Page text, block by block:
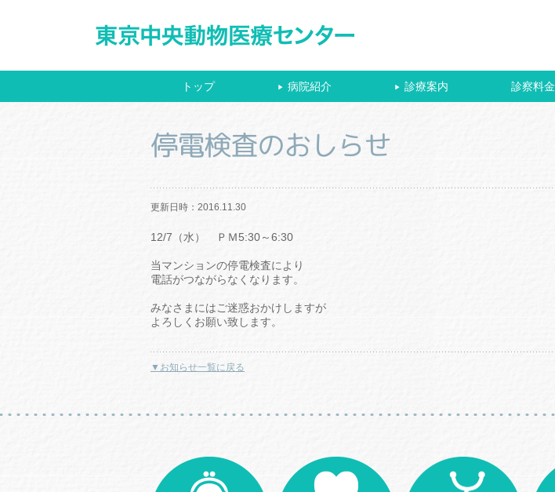
トップ ▶ 病院紹介 ▶ 診療案内 診察料金
停電検査のおしらせ
更新日時：2016.11.30
12/7（水） ＰＭ5:30～6:30
当マンションの停電検査により
電話がつながらなくなります。
みなさまにはご迷惑おかけしますが
よろしくお願い致します。
▼お知らせ一覧に戻る